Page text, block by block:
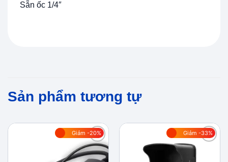
Sẵn ốc 1/4″
Sản phẩm tương tự
Giảm -20%
Add to
wishlist
Giảm -33%
Add to
wishlist